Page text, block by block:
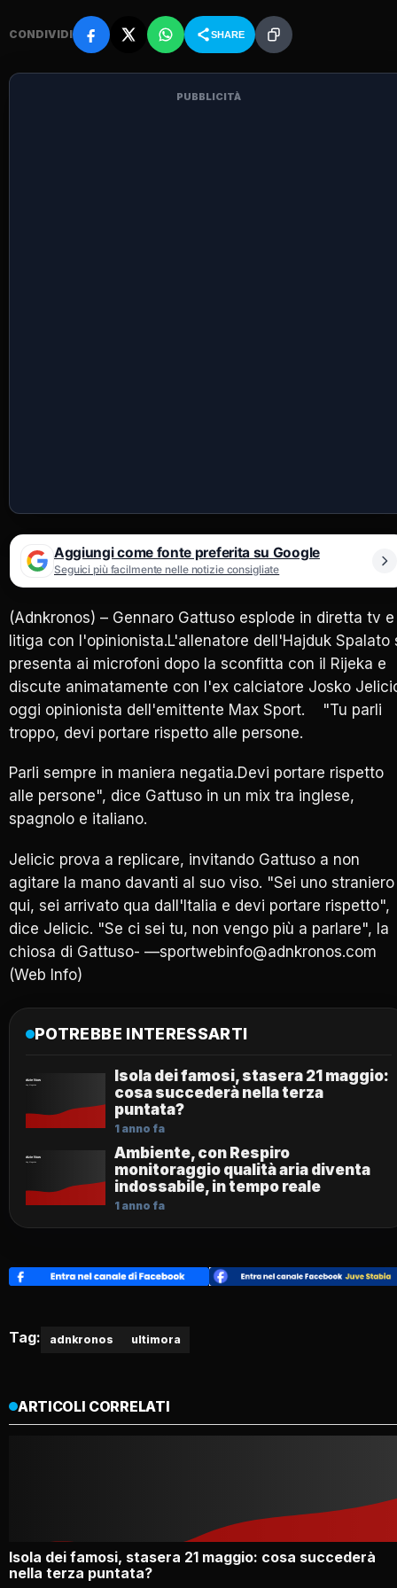
CONDIVIDI SHARE
PUBBLICITÀ
Aggiungi come fonte preferita su Google
Seguici più facilmente nelle notizie consigliate
(Adnkronos) – Gennaro Gattuso esplode in diretta tv e
litiga con l'opinionista.L'allenatore dell'Hajduk Spalato
presenta ai microfoni dopo la sconfitta con il Rijeka e
discute animatamente con l'ex calciatore Josko
oggi opinionista dell'emittente Max Sport. "Tu parli
troppo, devi portare rispetto alle persone.
Parli sempre in maniera negatia.Devi portare rispetto
alle persone", dice Gattuso in un mix tra inglese,
spagnolo e italiano.
Jelicic prova a replicare, invitando Gattuso a non
agitare la mano davanti al suo viso. "Sei uno straniero
qui, sei arrivato qua dall'Italia e devi portare rispetto",
dice Jelicic. "Se ci sei tu, non vengo più a parlare", la
chiosa di Gattuso- —sportwebinfo@adnkronos.com
(Web Info)
POTREBBE INTERESSARTI
Isola dei famosi, stasera 21 maggio:
cosa succederà nella terza
puntata?
1 anno fa
Ambiente, con Respiro
monitoraggio qualità aria diventa
indossabile, in tempo reale
1 anno fa
Tag: adnkronos ultimora
ARTICOLI CORRELATI
Isola dei famosi, stasera 21 maggio: cosa succederà
nella terza puntata?